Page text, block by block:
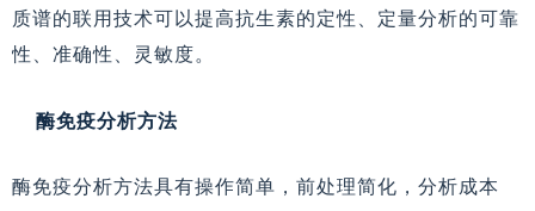
质谱的联用技术可以提高抗生素的定性、定量分析的可靠
性、准确性、灵敏度。
酶免疫分析方法
酶免疫分析方法具有操作简单，前处理简化，分析成本